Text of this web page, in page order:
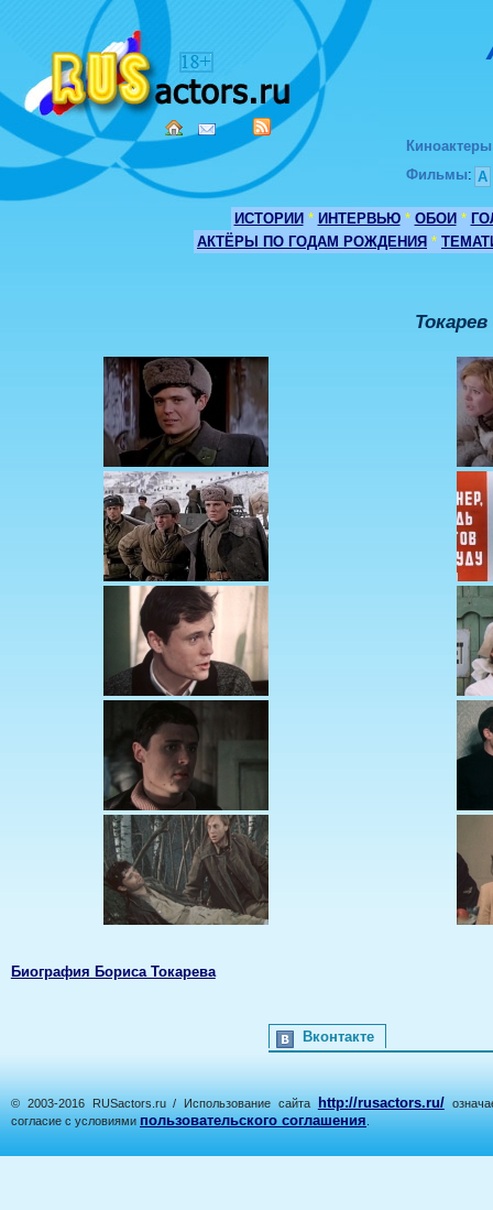
Киноактеры
Фильмы: А
ИСТОРИИ * ИНТЕРВЬЮ * ОБОИ *
АКТЁРЫ ПО ГОДАМ РОЖДЕНИЯ *
Биография Бориса Токарева
Вконтакте
© 2003-2016 RUSactors.ru / Использование сайта http://rusactors.ru/
согласие с условиями пользовательского соглашения